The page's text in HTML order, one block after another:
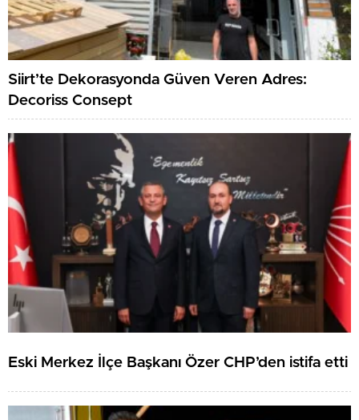
Siirt’te Dekorasyonda Güven Veren Adres:
Decoriss Consept
Eski Merkez İlçe Başkanı Özer CHP’den istifa etti